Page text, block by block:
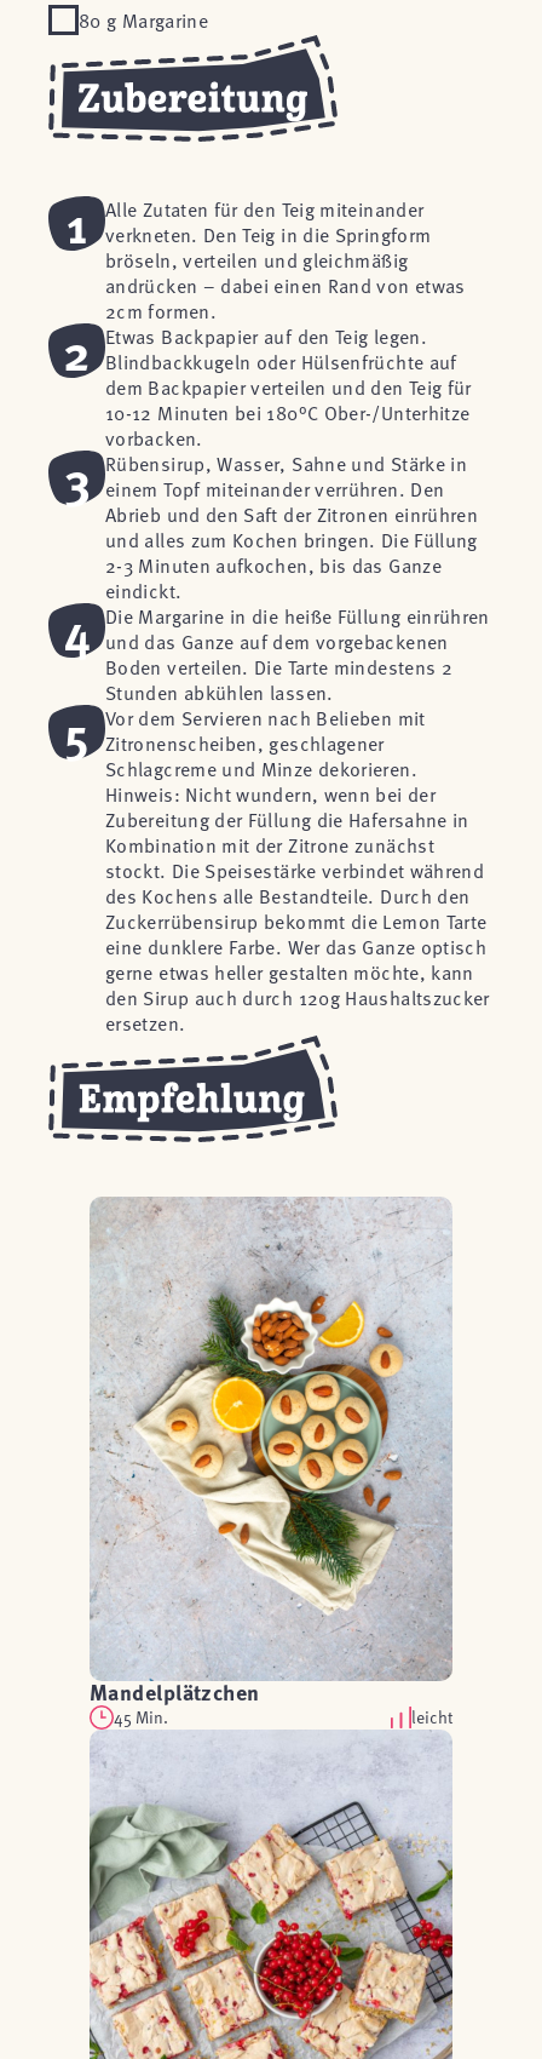
80 g Margarine
1
Alle Zutaten für den Teig miteinander
verkneten. Den Teig in die Springform
bröseln, verteilen und gleichmäßig
andrücken – dabei einen Rand von etwas
2cm formen.
2
Etwas Backpapier auf den Teig legen.
Blindbackkugeln oder Hülsenfrüchte auf
dem Backpapier verteilen und den Teig für
10-12 Minuten bei 180°C Ober-/Unterhitze
vorbacken.
3
Rübensirup, Wasser, Sahne und Stärke in
einem Topf miteinander verrühren. Den
Abrieb und den Saft der Zitronen einrühren
und alles zum Kochen bringen. Die Füllung
2-3 Minuten aufkochen, bis das Ganze
eindickt.
4
Die Margarine in die heiße Füllung einrühren
und das Ganze auf dem vorgebackenen
Boden verteilen. Die Tarte mindestens 2
Stunden abkühlen lassen.
5
Vor dem Servieren nach Belieben mit
Zitronenscheiben, geschlagener
Schlagcreme und Minze dekorieren.
Hinweis: Nicht wundern, wenn bei der
Zubereitung der Füllung die Hafersahne in
Kombination mit der Zitrone zunächst
stockt. Die Speisestärke verbindet während
des Kochens alle Bestandteile. Durch den
Zuckerrübensirup bekommt die Lemon Tarte
eine dunklere Farbe. Wer das Ganze optisch
gerne etwas heller gestalten möchte, kann
den Sirup auch durch 120g Haushaltszucker
ersetzen.
Mandelplätzchen
45 Min. leicht